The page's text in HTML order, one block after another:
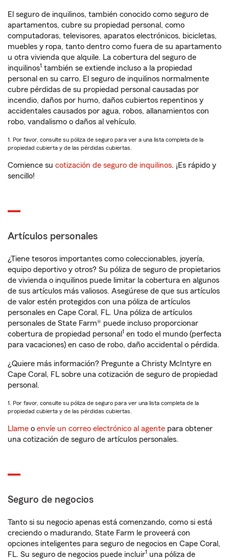
El seguro de inquilinos, también conocido como seguro de
apartamentos, cubre su propiedad personal, como
computadoras, televisores, aparatos electrónicos, bicicletas,
muebles y ropa, tanto dentro como fuera de su apartamento
u otra vivienda que alquile. La cobertura del seguro de
inquilinos1 también se extiende incluso a la propiedad
personal en su carro. El seguro de inquilinos normalmente
cubre pérdidas de su propiedad personal causadas por
incendio, daños por humo, daños cubiertos repentinos y
accidentales causados por agua, robos, allanamientos con
robo, vandalismo o daños al vehículo.
1. Por favor, consulte su póliza de seguro para ver a una lista completa de la
propiedad cubierta y de las pérdidas cubiertas.
Comience su cotización de seguro de inquilinos. ¡Es rápido y
sencillo!
Artículos personales
¿Tiene tesoros importantes como coleccionables, joyería,
equipo deportivo y otros? Su póliza de seguro de propietarios
de vivienda o inquilinos puede limitar la cobertura en algunos
de sus artículos más valiosos. Asegúrese de que sus artículos
de valor estén protegidos con una póliza de artículos
personales en Cape Coral, FL. Una póliza de artículos
personales de State Farm® puede incluso proporcionar
cobertura de propiedad personal 1 en todo el mundo (perfecta
para vacaciones) en caso de robo, daño accidental o pérdida.
¿Quiere más información? Pregunte a Christy McIntyre en
Cape Coral, FL sobre una cotización de seguro de propiedad
personal.
1. Por favor, consulte su póliza de seguro para ver una lista completa de la
propiedad cubierta y de las pérdidas cubiertas.
Llame o envíe un correo electrónico al agente para obtener
una cotización de seguro de artículos personales.
Seguro de negocios
Tanto si su negocio apenas está comenzando, como si está
creciendo o madurando, State Farm le proveerá con
opciones inteligentes para seguro de negocios en Cape Coral,
FL. Su seguro de negocios puede incluir1 una póliza de